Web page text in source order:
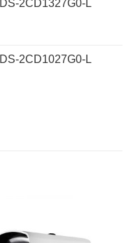
2CD1327G0-L
2CD1027G0-L